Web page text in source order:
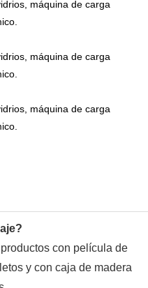
con película de
y con caja de madera